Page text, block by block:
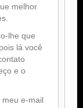
melhor
lhe que
pois lá você
e o
e-mail